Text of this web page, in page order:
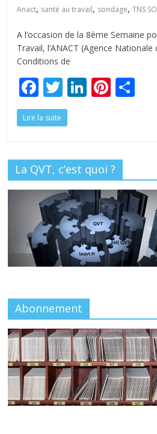
Anact, santé au travail, sondage,TNS
A l’occasion de la 8ème Semaine
Travail, l’ANACT (Agence Nationale
Conditions de
F
ac
e
o
o
k
T
w
itt
Li
dI
n
Pi
st
Lire la suite
La QVT, c’est quoi ?
Abonnement